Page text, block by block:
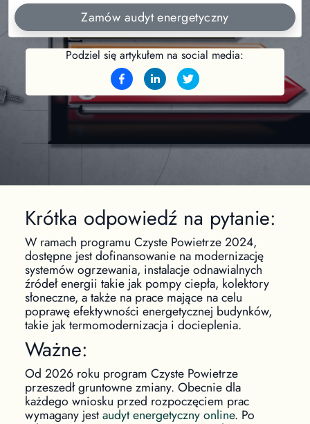
Zamów audyt energetyczny
Podziel się artykułem na social media:
Krótka odpowiedź na pytanie:
W ramach programu Czyste Powietrze 2024,
dostępne jest dofinansowanie na modernizację
systemów ogrzewania, instalacje odnawialnych
źródeł energii takie jak pompy ciepła, kolektory
słoneczne, a także na prace mające na celu
poprawę efektywności energetycznej budynków,
takie jak termomodernizacja i docieplenia.
Ważne:
Od 2026 roku program Czyste Powietrze
przeszedł gruntowne zmiany. Obecnie dla
każdego wniosku przed rozpoczęciem prac
wymagany jestaudyt energetyczny online. Po